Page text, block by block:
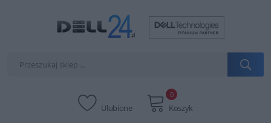
Ulubione Koszyk
0